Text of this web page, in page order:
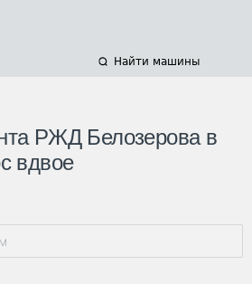
Найти машины
РЖД Белозерова в
вдвое